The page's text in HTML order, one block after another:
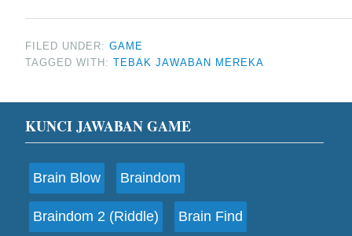
FILED UNDER: GAME
TAGGED WITH: TEBAK JAWABAN MEREKA
Footer
KUNCI JAWABAN GAME
Brain Blow Braindom
Braindom 2 (Riddle) Brain Find